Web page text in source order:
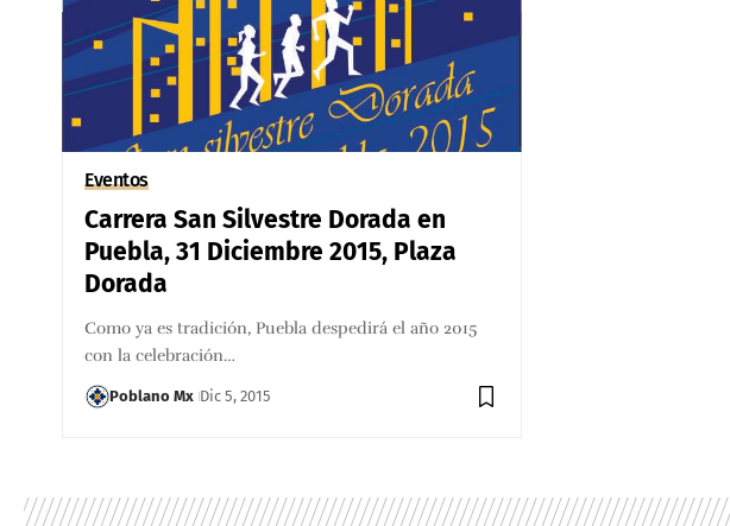
Eventos
Carrera San Silvestre Dorada en
Puebla, 31 Diciembre 2015, Plaza
Dorada
Como ya es tradición, Puebla despedirá el año 2015
con la celebración…
Poblano Mx Dic 5, 2015